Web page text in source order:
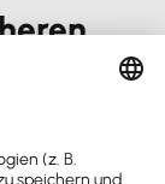
bei der